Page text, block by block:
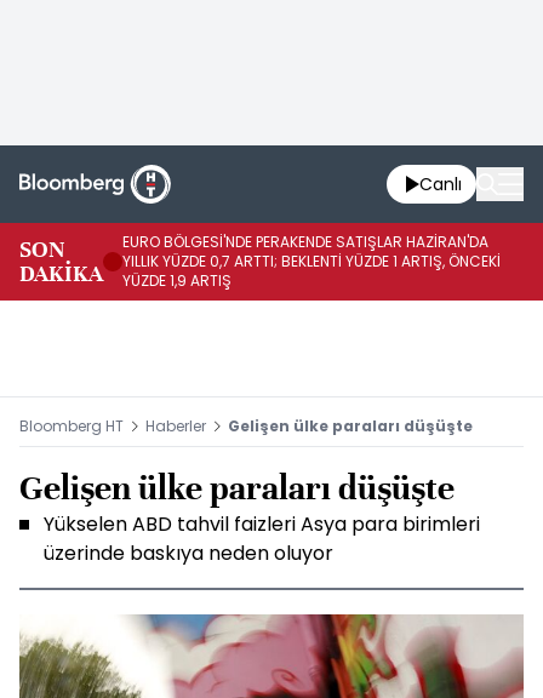
Canlı
SON
DAKİKA
EURO BÖLGESİ'NDE PERAKENDE SATIŞLAR HAZİRAN'DA
YILLIK YÜZDE 0,7 ARTTI; BEKLENTİ YÜZDE 1 ARTIŞ, ÖNCEKİ
YÜZDE 1,9 ARTIŞ
Bloomberg HT Haberler Gelişen ülke paraları düşüşte
Gelişen ülke paraları düşüşte
Yükselen ABD tahvil faizleri Asya para birimleri
üzerinde baskıya neden oluyor